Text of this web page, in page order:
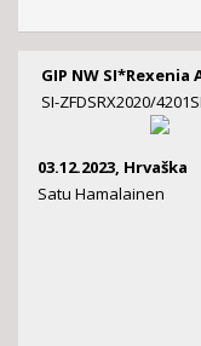
GIP NW SI*Rexenia
SI-ZFDSRX2020/
03.12.2023, Hrvaška
Satu Hamalainen